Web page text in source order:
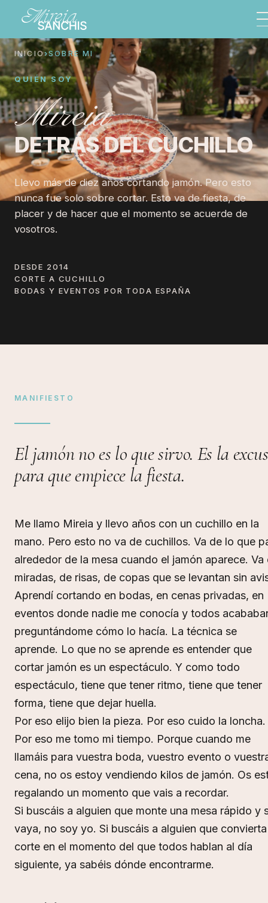
INICIO SOBRE MI
QUIÉN SOY
Mireia
DETRÁS DEL CUCHILLO
Llevo más de diez años cortando jamón. Pero esto
nunca fue solo sobre cortar. Esto va de fiesta, de
placer y de hacer que el momento se acuerde de
vosotros.
DESDE 2014
CORTE A CUCHILLO
BODAS Y EVENTOS POR TODA ESPAÑA
Mireia Sanchis es cortadora profesional de jamón
MANIFIESTO
El jamón no es lo que sirvo. Es la
para que empiece la fiesta.
Me llamo Mireia y llevo años con un cuchillo en la
mano. Pero esto no va de cuchillos. Va de lo que
alrededor de la mesa cuando el jamón aparece. Va
miradas, de risas, de copas que se levantan sin
Aprendí cortando en bodas, en cenas privadas, en
eventos donde nadie me conocía y todos
preguntándome cómo lo hacía. La técnica se
aprende. Lo que no se aprende es entender que
cortar jamón es un espectáculo. Y como todo
espectáculo, tiene que tener ritmo, tiene que tener
forma, tiene que dejar huella.
Por eso elijo bien la pieza. Por eso cuido la loncha.
Por eso me tomo mi tiempo. Porque cuando me
llamáis para vuestra boda, vuestro evento o
cena, no os estoy vendiendo kilos de jamón. Os
regalando un momento que vais a recordar.
Si buscáis a alguien que monte una mesa rápido y
vaya, no soy yo. Si buscáis a alguien que
corte en el momento del que todos hablan al día
siguiente, ya sabéis dónde encontrarme.